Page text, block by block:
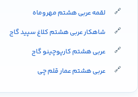
لقمه عربی هشتم مهروماه
شاهکار عربی هشتم کلاغ سپید گاج
عربی هشتم کارپوچینو گاج
عربی هشتم عمار قلم چی